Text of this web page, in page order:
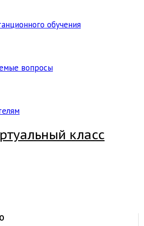
обучения
вопросы
класс